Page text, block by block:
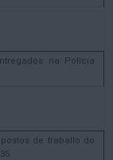
na Policía
de traballo do